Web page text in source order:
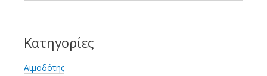
Κατηγορίες
Αιμοδότης